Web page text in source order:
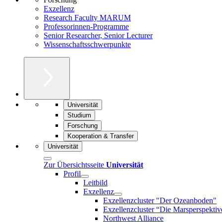
Exzellenz
Research Faculty MARUM
Professorinnen-Programme
Senior Researcher, Senior Lecturer
Wissenschaftsschwerpunkte
Universität
Studium
Forschung
Kooperation & Transfer
Universität
Zur Übersichtsseite Universität
Profil
Leitbild
Exzellenz
Exzellenzcluster "Der Ozeanboden"
Exzellenzcluster “Die
Northwest Alliance